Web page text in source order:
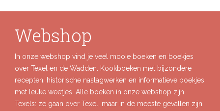
Webshop
In onze webshop vind je veel mooie boeken en boekjes
over Texel en de Wadden. Kookboeken met bijzondere
recepten, historische naslagwerken en informatieve boekjes
met leuke weetjes. Alle boeken in onze webshop zijn
Texels: ze gaan over Texel, maar in de meeste gevallen zijn